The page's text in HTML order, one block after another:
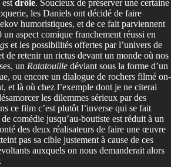
drôle. Soucieux de préserver une certaine
les Daniels ont décidé de faire
humoristiques, et de ce fait parviennent
aspect comique franchement réussi en
et les possibilités offertes par l’univers de
retenir un rictus devant un monde où nos
un Ratatouille déviant sous la forme d’un
ou encore un dialogue de rochers filmé on-
et là où chez l’exemple dont je ne citerai
les dilemmes sérieux par des
ce film c’est plutôt l’inverse qui se fait
comédie jusqu’au-boutiste est réduit à un
des deux réalisateurs de faire une œuvre
pas sa cible justement à cause de ces
auxquels on nous demanderait alors